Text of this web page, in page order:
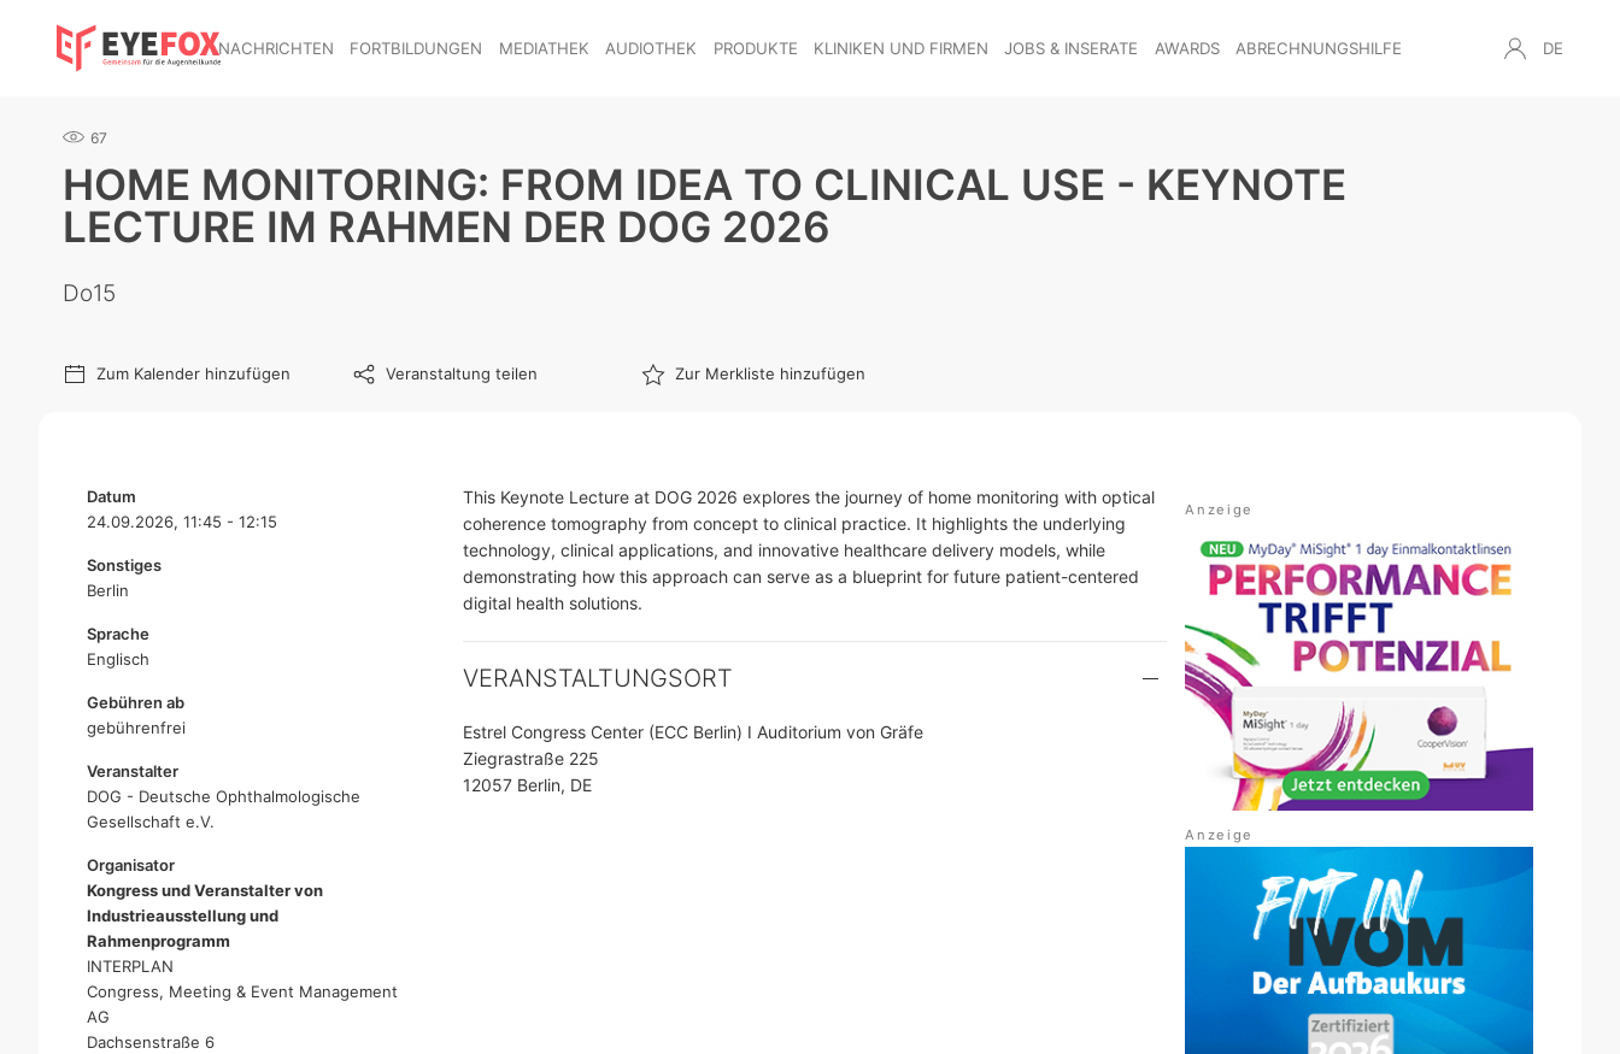
NACHRICHTEN FORTBILDUNGEN MEDIATHEK AUDIOTHEK PRODUKTE KLINIKEN UND FIRMEN JOBS & INSERATE AWARDS ABRECHNUNGSHILFE DE
67
HOME MONITORING: FROM IDEA TO CLINICAL USE - KEYNOTE
LECTURE IM RAHMEN DER DOG 2026
Do15
Zum Kalender hinzufügen Veranstaltung teilen Zur Merkliste hinzufügen
Datum
24.09.2026, 11:45 - 12:15
Sonstiges
Berlin
Sprache
Englisch
Gebühren ab
gebührenfrei
Veranstalter
DOG - Deutsche Ophthalmologische
Gesellschaft e.V.
Organisator
Kongress und Veranstalter von
Industrieausstellung und
Rahmenprogramm
INTERPLAN
Congress, Meeting & Event Management
AG
Dachsenstraße 6
This Keynote Lecture at DOG 2026 explores the journey of home monitoring with optical
coherence tomography from concept to clinical practice. It highlights the underlying
technology, clinical applications, and innovative healthcare delivery models, while
demonstrating how this approach can serve as a blueprint for future patient-centered
digital health solutions.
VERANSTALTUNGSORT
Estrel Congress Center (ECC Berlin) I Auditorium von Gräfe
Ziegrastraße 225
12057 Berlin, DE